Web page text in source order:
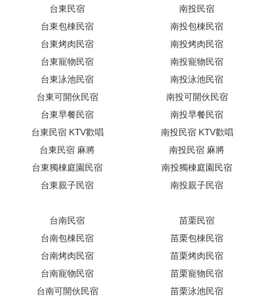
台東民宿
台東包棟民宿
台東烤肉民宿
台東寵物民宿
台東泳池民宿
台東可開伙民宿
台東早餐民宿
台東民宿 KTV歡唱
台東民宿 麻將
台東獨棟庭園民宿
台東親子民宿
南投民宿
南投包棟民宿
南投烤肉民宿
南投寵物民宿
南投泳池民宿
南投可開伙民宿
南投早餐民宿
南投民宿 KTV歡唱
南投民宿 麻將
南投獨棟庭園民宿
南投親子民宿
台南民宿
台南包棟民宿
台南烤肉民宿
台南寵物民宿
台南可開伙民宿
苗栗民宿
苗栗包棟民宿
苗栗烤肉民宿
苗栗寵物民宿
苗栗泳池民宿